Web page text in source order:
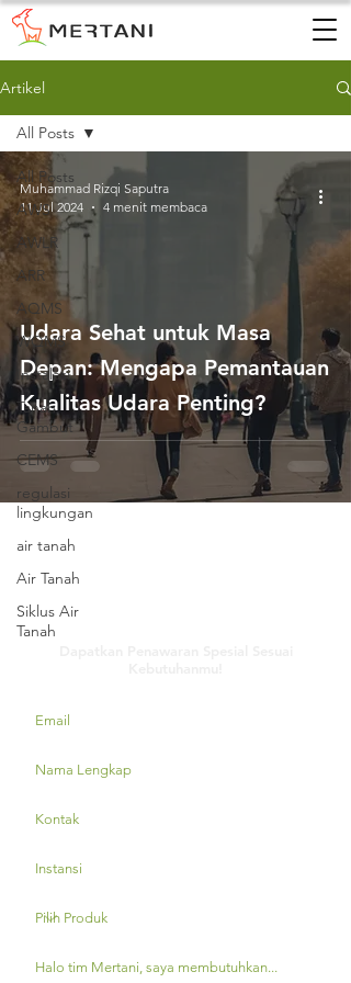
Artikel
All Posts
AWS
AWLR
ARR
AQMS
WQMS
Instalasi
Tanah
Gambut
CEMS
regulasi
lingkungan
air tanah
Air Tanah
Siklus Air
Tanah
All Posts
Udara Sehat untuk Masa
Depan: Mengapa Pemantauan
Kualitas Udara Penting?
Muhammad Rizqi Saputra
11 Jul 2024
4 menit membaca